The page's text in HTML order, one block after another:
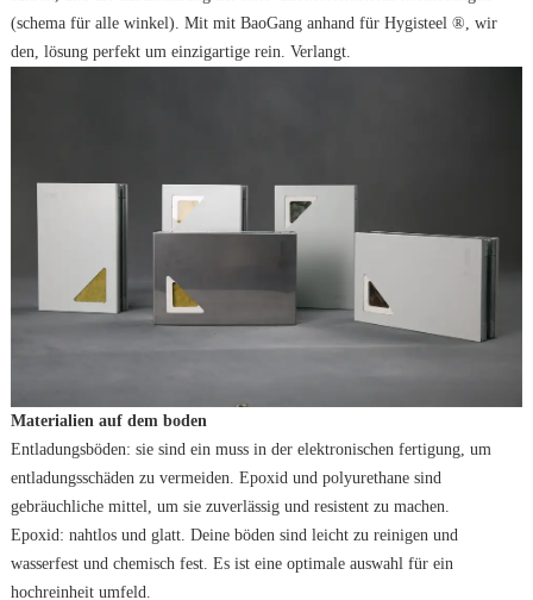
(schema für alle winkel). Mit mit BaoGang anhand für Hygisteel ®, wir
den, lösung perfekt um einzigartige rein. Verlangt.
Materialien auf dem boden
Entladungsböden: sie sind ein muss in der elektronischen fertigung, um
entladungsschäden zu vermeiden. Epoxid und polyurethane sind
gebräuchliche mittel, um sie zuverlässig und resistent zu machen.
Epoxid: nahtlos und glatt. Deine böden sind leicht zu reinigen und
wasserfest und chemisch fest. Es ist eine optimale auswahl für ein
hochreinheit umfeld.